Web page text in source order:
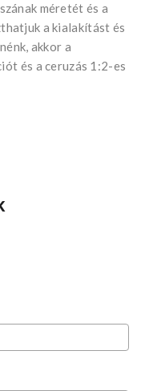
méretét és a
a kialakítást és
akkor a
és a ceruzás 1:2-es